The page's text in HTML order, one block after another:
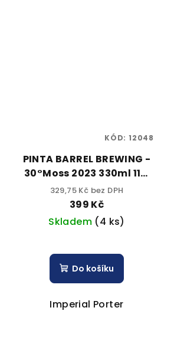
PINTA BARREL BREWING -
30°Moss 2023 330ml 11%
alc.
329,75 Kč bez DPH
399 Kč
Skladem (4 ks)
Do košíku
Imperial Porter
KÓD: 12048